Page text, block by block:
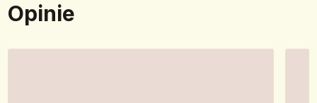
Opinie